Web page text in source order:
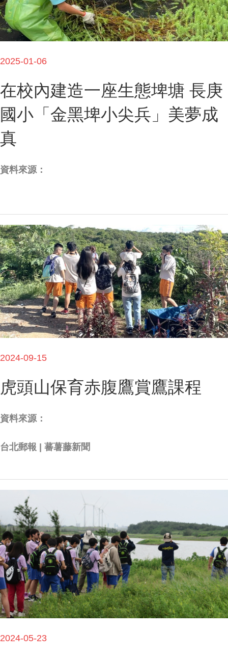
2025-01-06
在校內建造一座生態埤塘 長庚
國小「金黑埤小尖兵」美夢成
真
資料來源：
2024-09-15
虎頭山保育赤腹鷹賞鷹課程
資料來源：
台北郵報 | 蕃薯藤新聞
2024-05-23